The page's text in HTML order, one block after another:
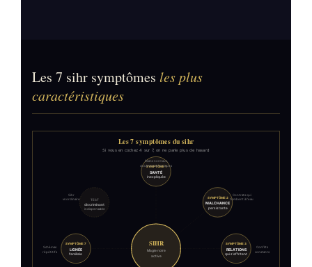
Les 7 sihr symptômes les plus
caractéristiques